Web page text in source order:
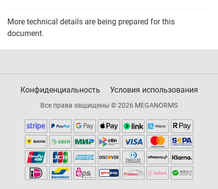
More technical details are being prepared for this
document.
Конфиденциальность Условия использования
Все права защищены © 2026 MEGANORMS